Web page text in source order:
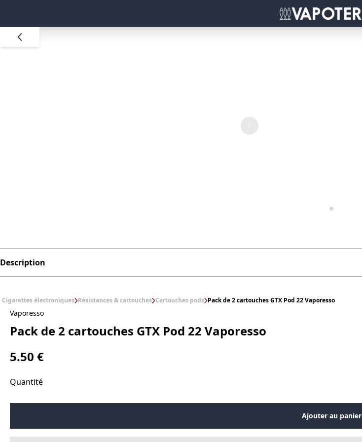
Description
Cigarettes électroniques Résistances & cartouches Cartouches pods Pack de 2 cartouches GTX Pod 22 Vaporesso
Vaporesso
Pack de 2 cartouches GTX Pod 22 Vaporesso
5.50 €
Quantité
Ajouter au panier